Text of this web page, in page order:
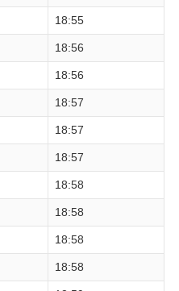
18:55
18:56
18:56
18:57
18:57
18:57
18:58
18:58
18:58
18:58